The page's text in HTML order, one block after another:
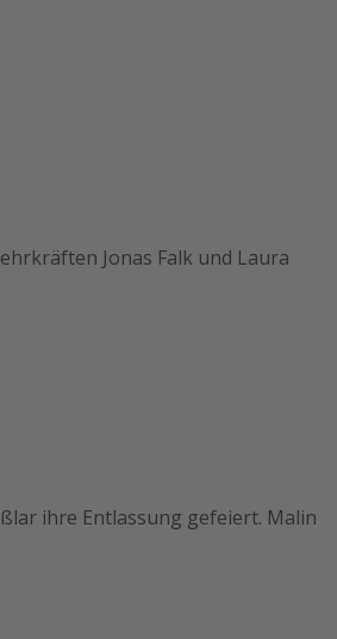
Jonas Falk und Laura
ihre Entlassung gefeiert. Malin